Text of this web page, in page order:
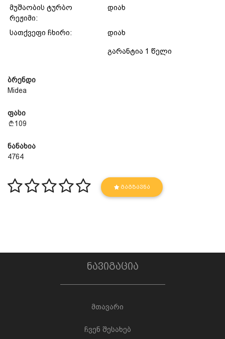
დაბრუნება და გადაცვლის
მუშაობის ტურბო
რეჟიმი:
დიახ
სათქვეფი ჩხირი: დიახ
გარანტია 1 წელი
ბრენდი
Midea
ფასი
109
ნანახია
4764
ᲒᲐᲒᲖᲐᲕᲜᲐ
ნავიგაცია
მთავარი
ჩვენ შესახებ